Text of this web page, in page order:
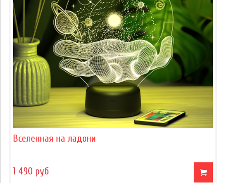
Вселенная на ладони
1 490 руб